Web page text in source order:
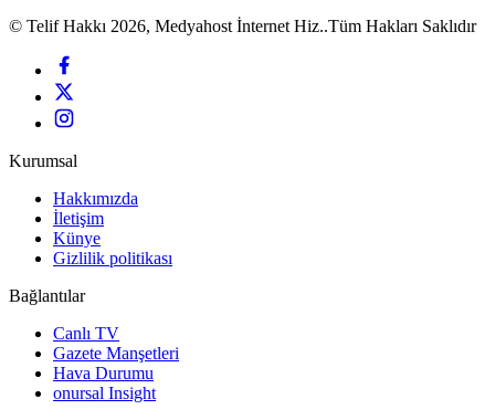
© Telif Hakkı 2026, Medyahost İnternet Hiz..Tüm Hakları Saklıdır
Kurumsal
Hakkımızda
İletişim
Künye
Gizlilik politikası
Bağlantılar
Canlı TV
Gazete Manşetleri
Hava Durumu
onursal Insight